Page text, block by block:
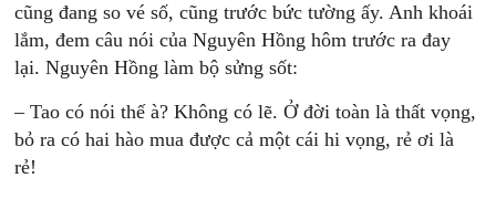
cũng đang so vé số, cũng trước bức tường ấy. Anh khoái
lắm, đem câu nói của Nguyên Hồng hôm trước ra đay
lại. Nguyên Hồng làm bộ sửng sốt:
– Tao có nói thế à? Không có lẽ. Ở đời toàn là thất vọng,
bỏ ra có hai hào mua được cả một cái hi vọng, rẻ ơi là
rẻ!